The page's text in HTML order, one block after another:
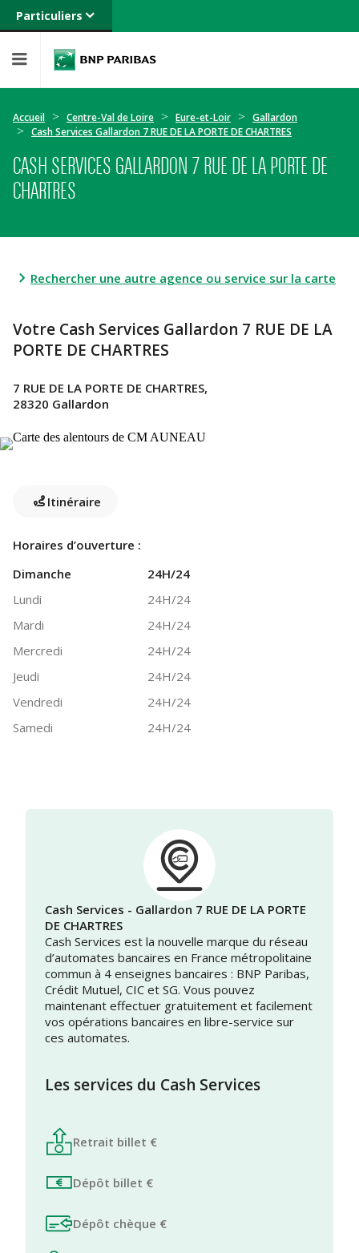
Particuliers
Banque privée
Entreprises
Accueil Centre-Val de Loire Eure-et-Loir
Gallardon
Cash Services Gallardon 7 RUE DE LA PORTE DE CHARTRES
CASH SERVICES GALLARDON 7 RUE DE LA PORTE DE
CHARTRES
Rechercher une autre agence ou service sur la carte
Votre Cash Services Gallardon 7 RUE DE LA
PORTE DE CHARTRES
7 RUE DE LA PORTE DE CHARTRES,
28320 Gallardon
Itinéraire
Horaires d’ouverture :
Dimanche
24H/24
Lundi
24H/24
Mardi
24H/24
Mercredi
24H/24
Jeudi
24H/24
Vendredi
24H/24
Samedi
24H/24
Cash Services - Gallardon 7 RUE DE LA PORTE
DE CHARTRES
Cash Services est la nouvelle marque du réseau
d’automates bancaires en France métropolitaine
commun à 4 enseignes bancaires : BNP Paribas,
Crédit Mutuel, CIC et SG. Vous pouvez
maintenant effectuer gratuitement et facilement
vos opérations bancaires en libre-service sur
ces automates.
Les services du Cash Services
Retrait billet €
Dépôt billet €
Dépôt chèque €